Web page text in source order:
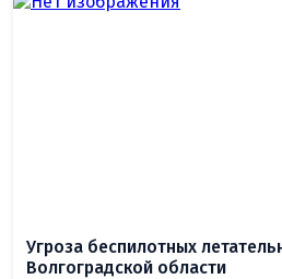
Угроза беспилотных
Волгоградской области